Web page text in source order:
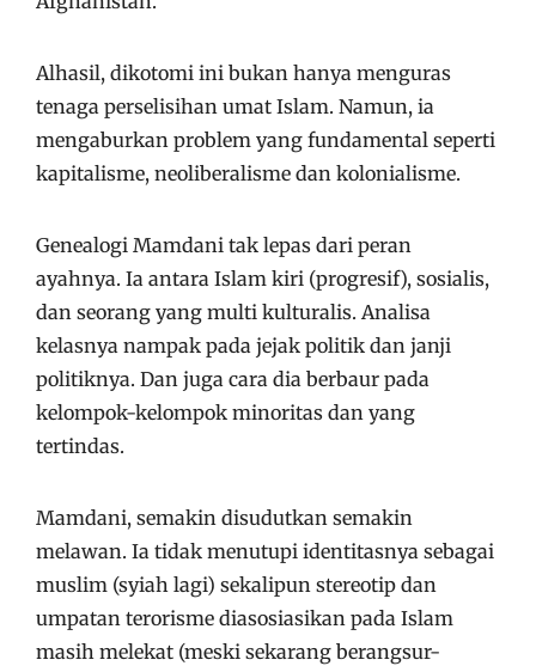
Alhasil, dikotomi ini bukan hanya menguras
tenaga perselisihan umat Islam. Namun, ia
mengaburkan problem yang fundamental seperti
kapitalisme, neoliberalisme dan kolonialisme.
Genealogi Mamdani tak lepas dari peran
ayahnya. Ia antara Islam kiri (progresif), sosialis,
dan seorang yang multi kulturalis. Analisa
kelasnya nampak pada jejak politik dan janji
politiknya. Dan juga cara dia berbaur pada
kelompok-kelompok minoritas dan yang
tertindas.
Mamdani, semakin disudutkan semakin
melawan. Ia tidak menutupi identitasnya sebagai
muslim (syiah lagi) sekalipun stereotip dan
umpatan terorisme diasosiasikan pada Islam
masih melekat (meski sekarang berangsur-